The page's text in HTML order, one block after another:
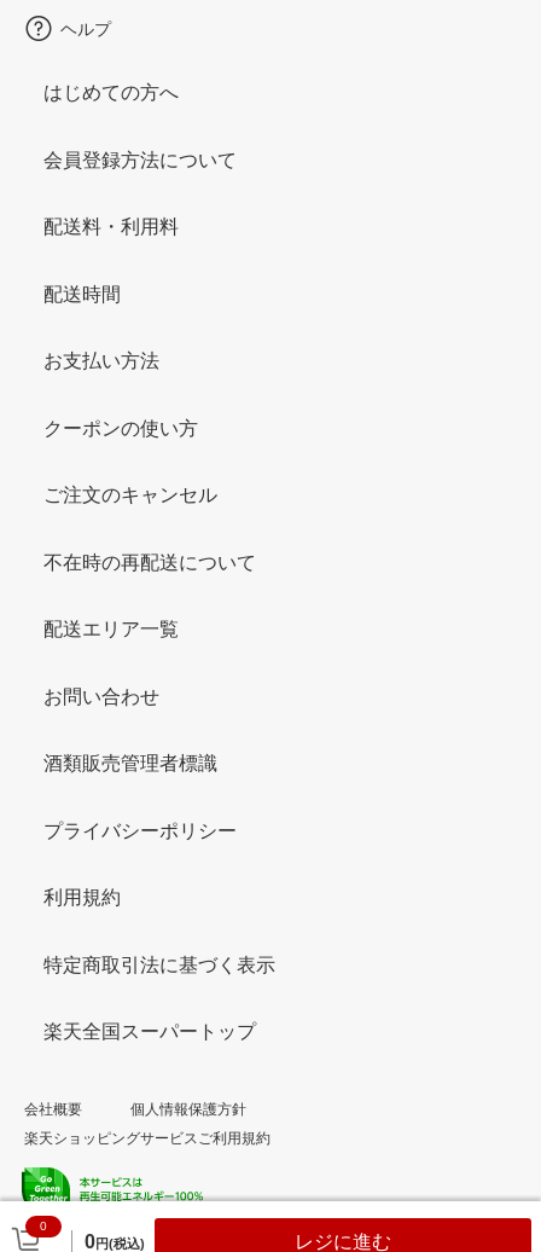
0
0円(税込) レジに進む
ヘルプ
はじめての方へ
会員登録方法について
配送料・利用料
配送時間
お支払い方法
クーポンの使い方
ご注文のキャンセル
不在時の再配送について
配送エリア一覧
お問い合わせ
酒類販売管理者標識
プライバシーポリシー
利用規約
特定商取引法に基づく表示
楽天全国スーパートップ
会社概要
個人情報保護方針
楽天ショッピングサービスご利用規約
© Rakuten Group, Inc.